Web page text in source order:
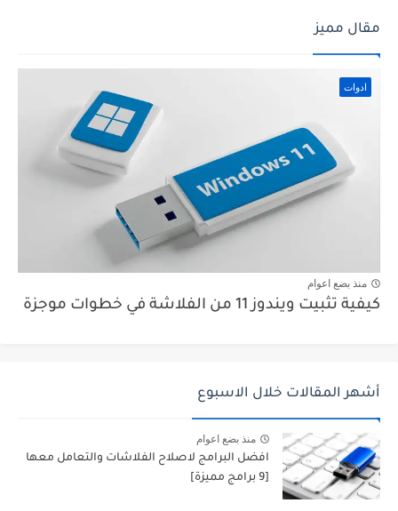
مقال مميز
ادوات
منذ بضع اعوام
كيفية تثبيت ويندوز 11 من الفلاشة في خطوات موجزة
أشهر المقالات خلال الاسبوع
منذ بضع اعوام
افضل البرامج لاصلاح الفلاشات والتعامل معها
[9 برامج مميزة]